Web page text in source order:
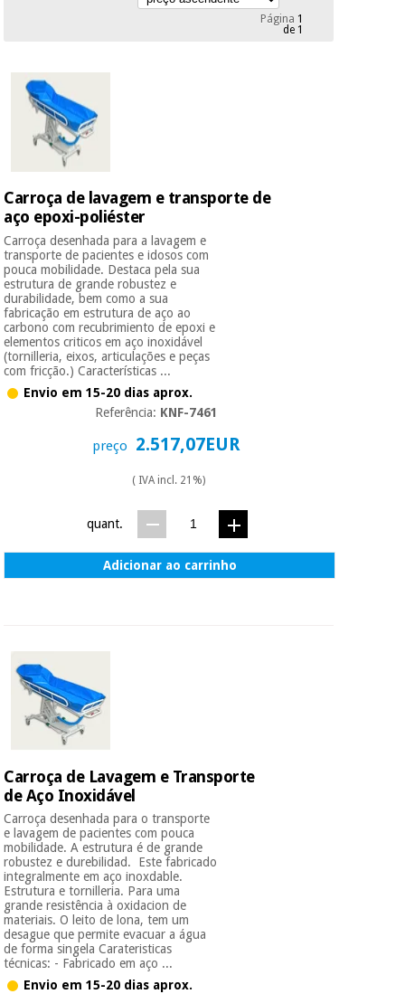
Ofertas
Outlet
Fisaude
Tech
Academy
Fisaude
Aluguer
Mobiliário
clínico
Gabinetes
terapêuticos
Material de
proteção
essencial
para
coronavirus
Aerobic,
fitness
e
pilates
Instrumental
cirúrgico
(liquidação)
Novidades
Outlet
Fisaude
Tech
Academy
sanitário
Medicina
tradicional
Mobiliário
clínico
Gabinetes
terapêuticos
Material de
proteção
Vestuário
sanitário
Veterinária
Ortopedia
Instrumental
cirúrgico
(liquidação)
Página 1
de 1
Carroça de lavagem e transporte de
aço epoxi-poliéster
Carroça desenhada para a lavagem e
transporte de pacientes e idosos com
pouca mobilidade. Destaca pela sua
estrutura de grande robustez e
durabilidade, bem como a sua
fabricação em estrutura de aço ao
carbono com recubrimiento de epoxi e
elementos criticos em aço inoxidável
(tornilleria, eixos, articulações e peças
com fricção.) Características ...
Envio em 15-20 dias aprox.
Referência: KNF-7461
preço 2.517,07EUR
( IVA incl. 21%)
quant.
Adicionar ao carrinho
Carroça de Lavagem e Transporte
de Aço Inoxidável
Carroça desenhada para o transporte
e lavagem de pacientes com pouca
mobilidade. A estrutura é de grande
robustez e durebilidad. Este fabricado
integralmente em aço inoxdable.
Estrutura e tornilleria. Para uma
grande resistência à oxidacion de
materiais. O leito de lona, tem um
desague que permite evacuar a água
de forma singela Carateristicas
técnicas: - Fabricado em aço ...
Envio em 15-20 dias aprox.